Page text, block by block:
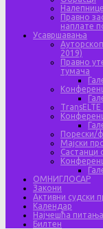
Правно
наплате
Усавршавања
2019)
Правно
тумача
Порески/
Мајски
Састанци
ОМНИГЛОСАР
Закони
Активни судски
Календар
Најчешћа питања
Билтен